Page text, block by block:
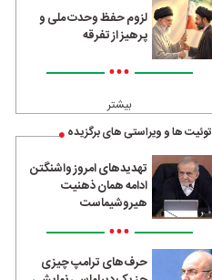
لزوم حفظ وحدت ملی و
پرهیز از تفرقه
•••
بیشتر
توئیت ها و ویراستی های برگزیده
تهدیدهای امروز واشنگتن
ادامه همان ذهنیت
هیروشیماست
•••
حرف‌های ترامپ چیزی